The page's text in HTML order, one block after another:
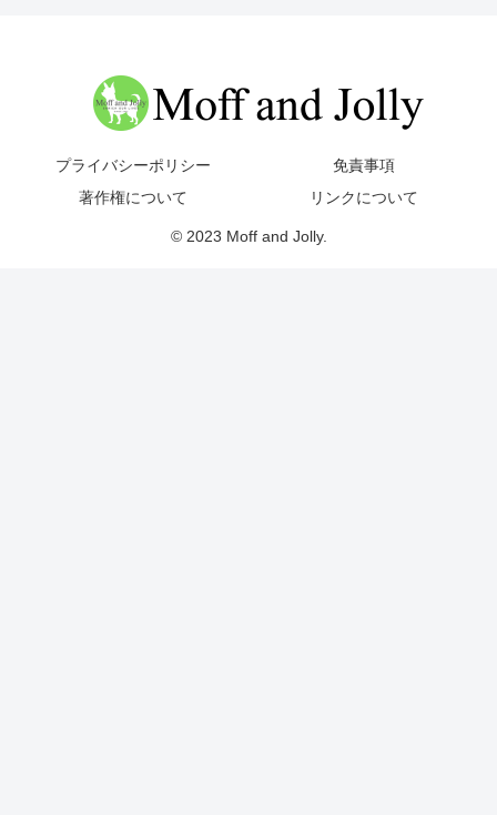
プライバシーポリシー
免責事項
著作権について
リンクについて
© 2023 Moff and Jolly.